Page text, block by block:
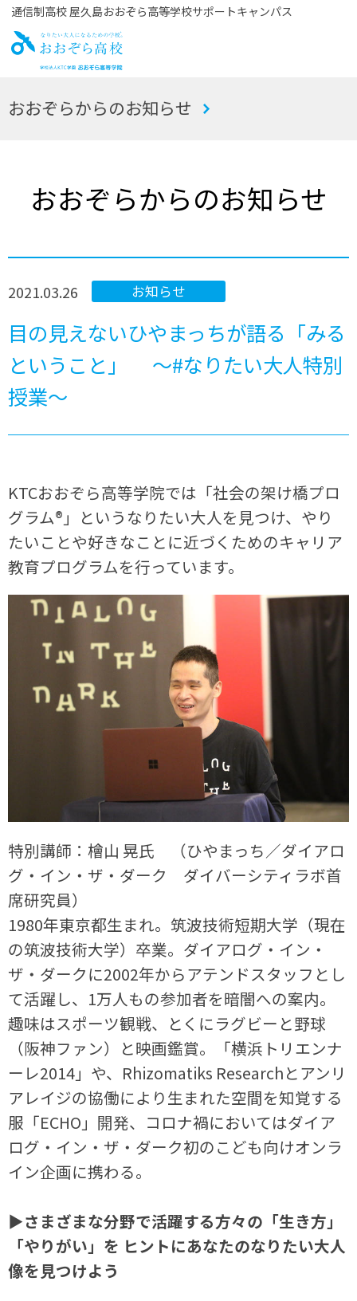
通信制高校 屋久島おおぞら高等学校サポートキャンパス
お
おおぞらからのお知らせ
おおぞらからのお知らせ
2021.03.26 お知らせ
目の見えないひやまっちが語る「みる
ということ」 ～#なりたい大人特別
授業～
KTCおおぞら高等学院では「社会の架け橋プロ
グラム®」というなりたい大人を見つけ、やり
たいことや好きなことに近づくためのキャリア
教育プログラムを行っています。
特別講師：檜山 晃氏 （ひやまっち／ダイアロ
グ・イン・ザ・ダーク ダイバーシティラボ首
席研究員）
1980年東京都生まれ。筑波技術短期大学（現在
の筑波技術大学）卒業。ダイアログ・イン・
ザ・ダークに2002年からアテンドスタッフとし
て活躍し、1万人もの参加者を暗闇への案内。
趣味はスポーツ観戦、とくにラグビーと野球
（阪神ファン）と映画鑑賞。「横浜トリエンナ
ーレ2014」や、Rhizomatiks Researchとアンリ
アレイジの協働により生まれた空間を知覚する
服「ECHO」開発、コロナ禍においてはダイア
ログ・イン・ザ・ダーク初のこども向けオンラ
イン企画に携わる。
▶さまざまな分野で活躍する方々の「生き方」
「やりがい」を ヒントにあなたのなりたい大人
像を見つけよう